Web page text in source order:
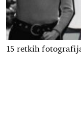
15 retkih